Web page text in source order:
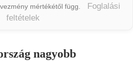
mértékétől függ.
Foglalási
feltételek
nagyobb